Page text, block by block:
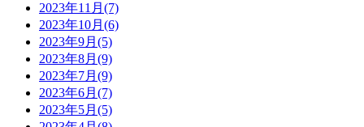
2023年11月(7)
2023年10月(6)
2023年9月(5)
2023年8月(9)
2023年7月(9)
2023年6月(7)
2023年5月(5)